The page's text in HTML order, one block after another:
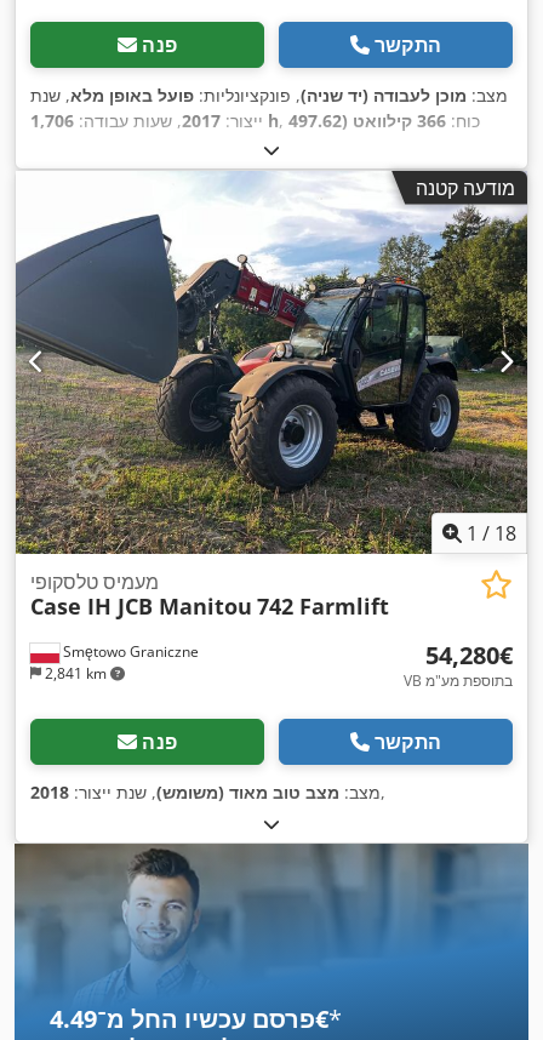
פנה התקשר
מצב: מוכן לעבודה (יד שניה), פונקציונליות: פועל באופן מלא, שנת
ייצור: 2017, שעות עבודה: 1,706 h , כוח:
366 קילוואט (497.62
, מהירות מרבית:
07/2017, הבדיקה הבאה (TÜV):07/2026 , גודל צמיג אחורי:
, מספר מכונה/רכב:YHG233775 , ציוד:חותך לפתית,
מחבר עגלה, מיזוג אוויר, תא נהג, תאורה,
מודעה קטנה
1 / 18
Smętowo Graniczne
2,841 km
מעמיס טלסקופי
Case IH JCB Manitou 742 Farmlift
‏54,280 ‏€
VB בתוספת מע"מ
פנה התקשר
מצב: מצב טוב מאוד (משומש), שנת ייצור: 2018 ,
פרסם עכשיו החל מ־‏4.49 ‏€*